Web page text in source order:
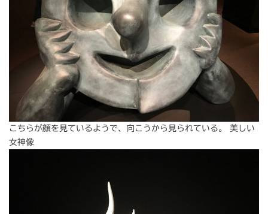
こちらが顔を見ているようで、向こうから見られている。 美しい
女神像